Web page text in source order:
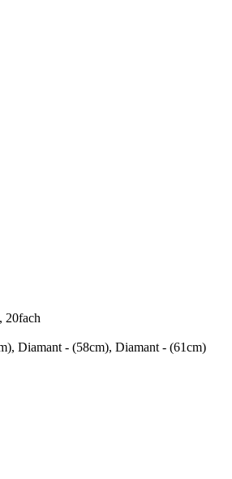
20fach
Diamant - (58cm), Diamant - (61cm)